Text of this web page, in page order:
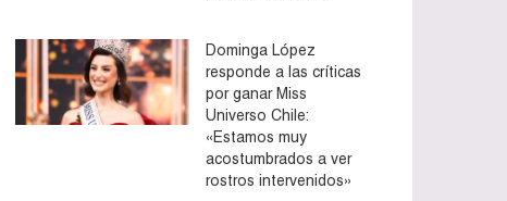
Dominga López
responde a las críticas
por ganar Miss
Universo Chile:
«Estamos muy
acostumbrados a ver
rostros intervenidos»